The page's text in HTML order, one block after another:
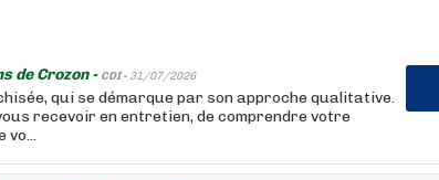
de Crozon - CDI - 31/07/2026
qui se démarque par son approche qualitative.
recevoir en entretien, de comprendre votre
vo...